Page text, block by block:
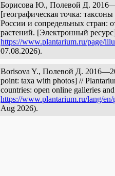
Борисова Ю., Полевой Д.
[географическая точка:
России и сопредельных стран:
растений. [Электронный
https://www.plantarium.ru/page/
07.08.2026).
Borisova Y., Полевой Д.
point: taxa with photos] //
countries: open online galleries
https://www.plantarium.ru/lang/
Aug 2026).